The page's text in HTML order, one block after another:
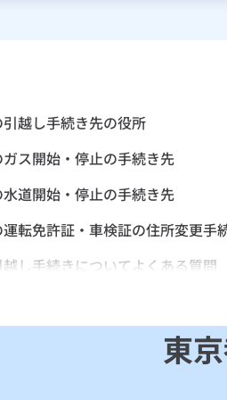
越し手続き先の役所
ス開始・停止の手続き先
道開始・停止の手続き先
転免許証・車検証の住所変更手
し手続きについてよくある質問
東